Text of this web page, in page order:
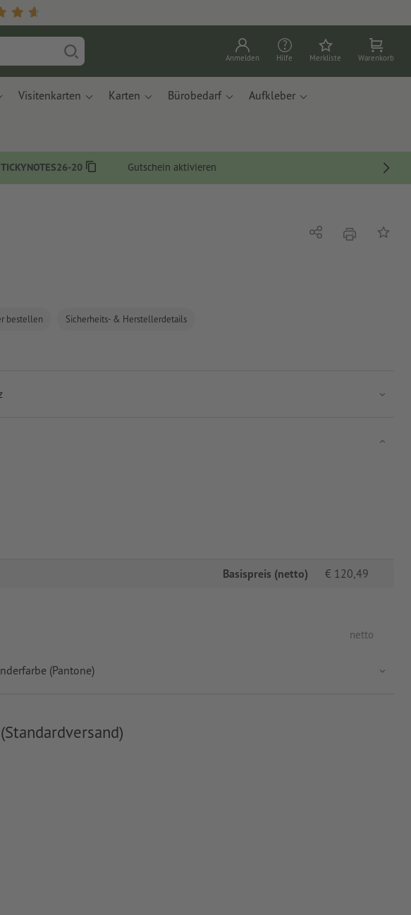
Anmelden Hilfe Merkliste Warenkorb
Visitenkarten Karten Bürobedarf Aufkleber
20 Gutschein aktivieren
bestellen Sicherheits- & Herstellerdetails
Teilen DruckenAuf
Basispreis (netto) € 120,49
netto
(Pantone)